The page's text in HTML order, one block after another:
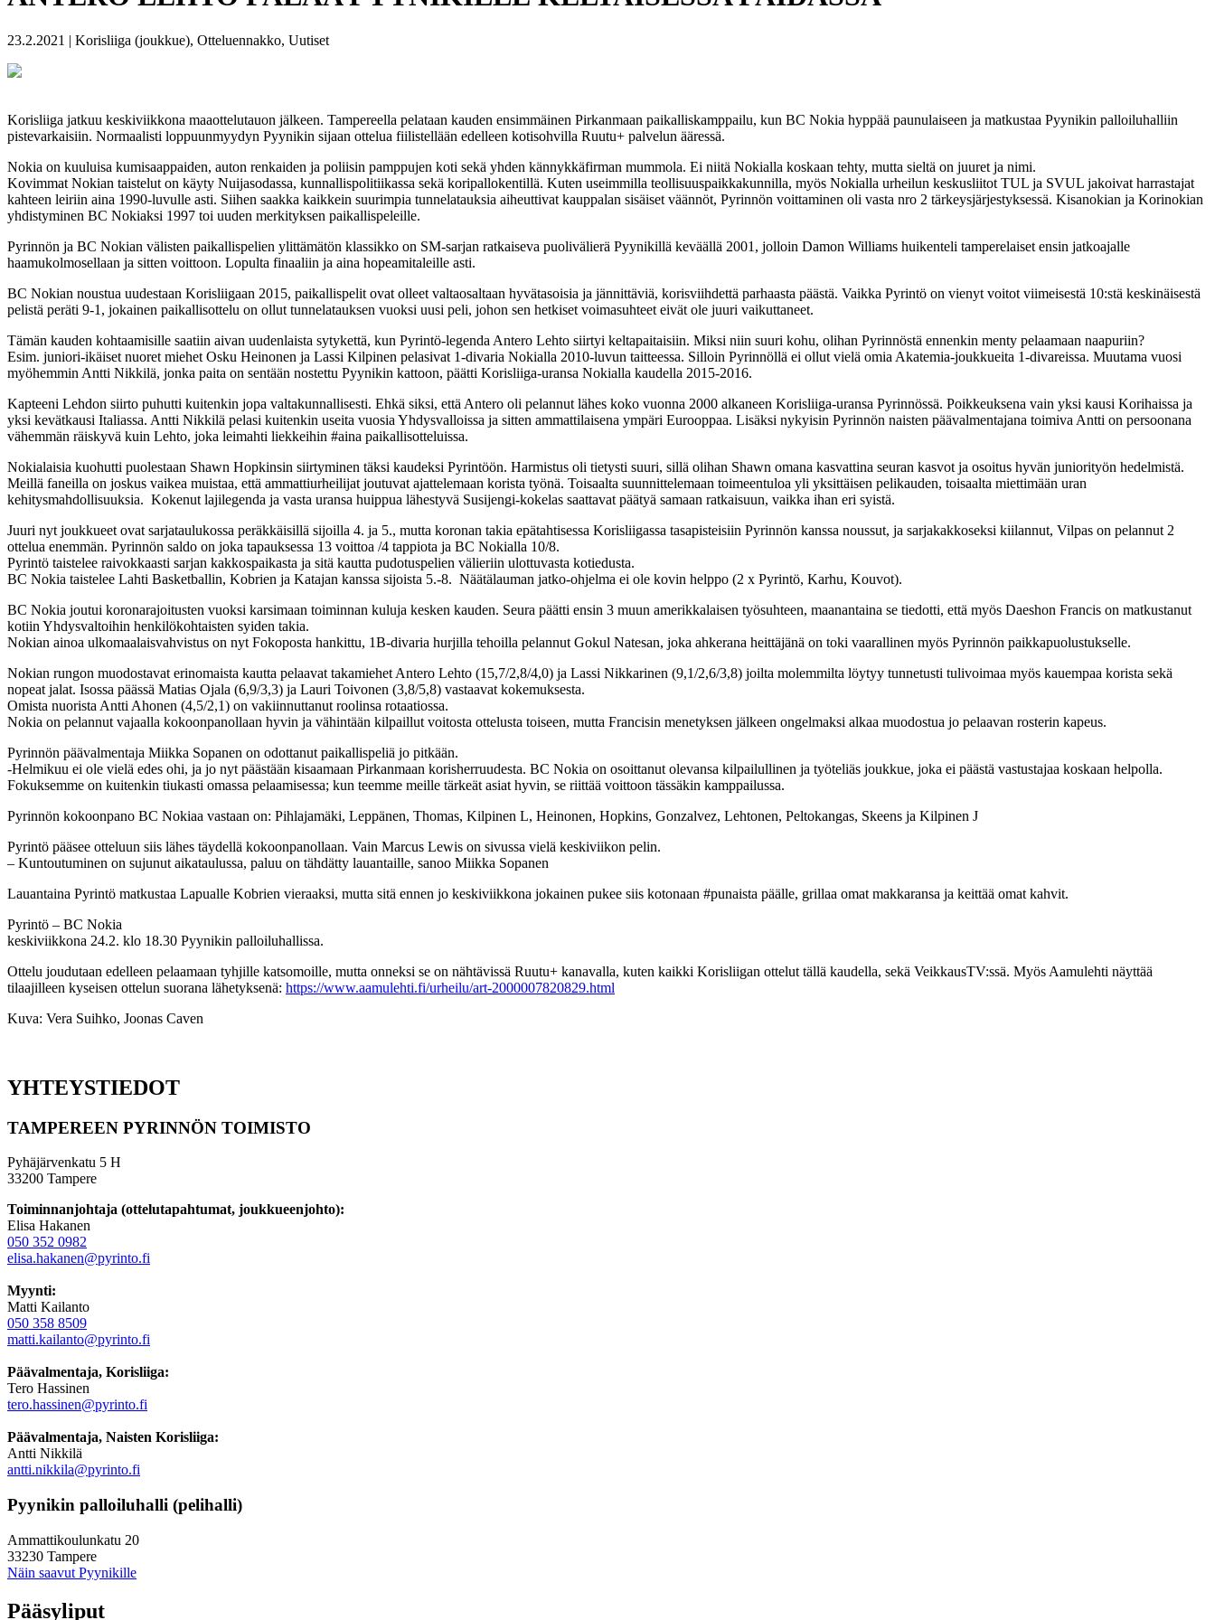
23.2.2021 | Korisliiga (joukkue), Otteluennakko, Uutiset
Korisliiga jatkuu keskiviikkona maaottelutauon jälkeen. Tampereella pelataan kauden ensimmäinen Pirkanmaan paikalliskamppailu, kun BC Nokia hyppää paunulaiseen ja matkustaa Pyynikin palloiluhalliin
pistevarkaisiin. Normaalisti loppuunmyydyn Pyynikin sijaan ottelua fiilistellään edelleen kotisohvilla Ruutu+ palvelun ääressä.
Nokia on kuuluisa kumisaappaiden, auton renkaiden ja poliisin pamppujen koti sekä yhden kännykkäfirman mummola. Ei niitä Nokialla koskaan tehty, mutta sieltä on juuret ja nimi.
Kovimmat Nokian taistelut on käyty Nuijasodassa, kunnallispolitiikassa sekä koripallokentillä. Kuten useimmilla teollisuuspaikkakunnilla, myös Nokialla urheilun keskusliitot TUL ja SVUL jakoivat harrastajat
kahteen leiriin aina 1990-luvulle asti. Siihen saakka kaikkein suurimpia tunnelatauksia aiheuttivat kauppalan sisäiset väännöt, Pyrinnön voittaminen oli vasta nro 2 tärkeysjärjestyksessä. Kisanokian ja Korinokian
yhdistyminen BC Nokiaksi 1997 toi uuden merkityksen paikallispeleille.
Pyrinnön ja BC Nokian välisten paikallispelien ylittämätön klassikko on SM-sarjan ratkaiseva puolivälierä Pyynikillä keväällä 2001, jolloin Damon Williams huikenteli tamperelaiset ensin jatkoajalle
haamukolmosellaan ja sitten voittoon. Lopulta finaaliin ja aina hopeamitaleille asti.
BC Nokian noustua uudestaan Korisliigaan 2015, paikallispelit ovat olleet valtaosaltaan hyvätasoisia ja jännittäviä, korisviihdettä parhaasta päästä. Vaikka Pyrintö on vienyt voitot viimeisestä 10:stä keskinäisestä
pelistä peräti 9-1, jokainen paikallisottelu on ollut tunnelatauksen vuoksi uusi peli, johon sen hetkiset voimasuhteet eivät ole juuri vaikuttaneet.
Tämän kauden kohtaamisille saatiin aivan uudenlaista sytykettä, kun Pyrintö-legenda Antero Lehto siirtyi keltapaitaisiin. Miksi niin suuri kohu, olihan Pyrinnöstä ennenkin menty pelaamaan naapuriin?
Esim. juniori-ikäiset nuoret miehet Osku Heinonen ja Lassi Kilpinen pelasivat 1-divaria Nokialla 2010-luvun taitteessa. Silloin Pyrinnöllä ei ollut vielä omia Akatemia-joukkueita 1-divareissa. Muutama vuosi
myöhemmin Antti Nikkilä, jonka paita on sentään nostettu Pyynikin kattoon, päätti Korisliiga-uransa Nokialla kaudella 2015-2016.
Kapteeni Lehdon siirto puhutti kuitenkin jopa valtakunnallisesti. Ehkä siksi, että Antero oli pelannut lähes koko vuonna 2000 alkaneen Korisliiga-uransa Pyrinnössä. Poikkeuksena vain yksi kausi Korihaissa ja
yksi kevätkausi Italiassa. Antti Nikkilä pelasi kuitenkin useita vuosia Yhdysvalloissa ja sitten ammattilaisena ympäri Eurooppaa. Lisäksi nykyisin Pyrinnön naisten päävalmentajana toimiva Antti on persoonana
vähemmän räiskyvä kuin Lehto, joka leimahti liekkeihin #aina paikallisotteluissa.
Nokialaisia kuohutti puolestaan Shawn Hopkinsin siirtyminen täksi kaudeksi Pyrintöön. Harmistus oli tietysti suuri, sillä olihan Shawn omana kasvattina seuran kasvot ja osoitus hyvän juniorityön hedelmistä.
Meillä faneilla on joskus vaikea muistaa, että ammattiurheilijat joutuvat ajattelemaan korista työnä. Toisaalta suunnittelemaan toimeentuloa yli yksittäisen pelikauden, toisaalta miettimään uran
kehitysmahdollisuuksia. Kokenut lajilegenda ja vasta uransa huippua lähestyvä Susijengi-kokelas saattavat päätyä samaan ratkaisuun, vaikka ihan eri syistä.
Juuri nyt joukkueet ovat sarjataulukossa peräkkäisillä sijoilla 4. ja 5., mutta koronan takia epätahtisessa Korisliigassa tasapisteisiin Pyrinnön kanssa noussut, ja sarjakakkoseksi kiilannut, Vilpas on pelannut 2
ottelua enemmän. Pyrinnön saldo on joka tapauksessa 13 voittoa /4 tappiota ja BC Nokialla 10/8.
Pyrintö taistelee raivokkaasti sarjan kakkospaikasta ja sitä kautta pudotuspelien välieriin ulottuvasta kotiedusta.
BC Nokia taistelee Lahti Basketballin, Kobrien ja Katajan kanssa sijoista 5.-8. Näätälauman jatko-ohjelma ei ole kovin helppo (2 x Pyrintö, Karhu, Kouvot).
BC Nokia joutui koronarajoitusten vuoksi karsimaan toiminnan kuluja kesken kauden. Seura päätti ensin 3 muun amerikkalaisen työsuhteen, maanantaina se tiedotti, että myös Daeshon Francis on matkustanut
kotiin Yhdysvaltoihin henkilökohtaisten syiden takia.
Nokian ainoa ulkomaalaisvahvistus on nyt Fokoposta hankittu, 1B-divaria hurjilla tehoilla pelannut Gokul Natesan, joka ahkerana heittäjänä on toki vaarallinen myös Pyrinnön paikkapuolustukselle.
Nokian rungon muodostavat erinomaista kautta pelaavat takamiehet Antero Lehto (15,7/2,8/4,0) ja Lassi Nikkarinen (9,1/2,6/3,8) joilta molemmilta löytyy tunnetusti tulivoimaa myös kauempaa korista sekä
nopeat jalat. Isossa päässä Matias Ojala (6,9/3,3) ja Lauri Toivonen (3,8/5,8) vastaavat kokemuksesta.
Omista nuorista Antti Ahonen (4,5/2,1) on vakiinnuttanut roolinsa rotaatiossa.
Nokia on pelannut vajaalla kokoonpanollaan hyvin ja vähintään kilpaillut voitosta ottelusta toiseen, mutta Francisin menetyksen jälkeen ongelmaksi alkaa muodostua jo pelaavan rosterin kapeus.
Pyrinnön päävalmentaja Miikka Sopanen on odottanut paikallispeliä jo pitkään.
-Helmikuu ei ole vielä edes ohi, ja jo nyt päästään kisaamaan Pirkanmaan korisherruudesta. BC Nokia on osoittanut olevansa kilpailullinen ja työteliäs joukkue, joka ei päästä vastustajaa koskaan helpolla.
Fokuksemme on kuitenkin tiukasti omassa pelaamisessa; kun teemme meille tärkeät asiat hyvin, se riittää voittoon tässäkin kamppailussa.
Pyrinnön kokoonpano BC Nokiaa vastaan on: Pihlajamäki, Leppänen, Thomas, Kilpinen L, Heinonen, Hopkins, Gonzalvez, Lehtonen, Peltokangas, Skeens ja Kilpinen J
Pyrintö pääsee otteluun siis lähes täydellä kokoonpanollaan. Vain Marcus Lewis on sivussa vielä keskiviikon pelin.
– Kuntoutuminen on sujunut aikataulussa, paluu on tähdätty lauantaille, sanoo Miikka Sopanen
Lauantaina Pyrintö matkustaa Lapualle Kobrien vieraaksi, mutta sitä ennen jo keskiviikkona jokainen pukee siis kotonaan #punaista päälle, grillaa omat makkaransa ja keittää omat kahvit.
Pyrintö – BC Nokia
keskiviikkona 24.2. klo 18.30 Pyynikin palloiluhallissa.
Ottelu joudutaan edelleen pelaamaan tyhjille katsomoille, mutta onneksi se on nähtävissä Ruutu+ kanavalla, kuten kaikki Korisliigan ottelut tällä kaudella, sekä VeikkausTV:ssä. Myös Aamulehti näyttää
tilaajilleen kyseisen ottelun suorana lähetyksenä: https://www.aamulehti.fi/urheilu/art-2000007820829.html
Kuva: Vera Suihko, Joonas Caven
YHTEYSTIEDOT
TAMPEREEN PYRINNÖN TOIMISTO
Pyhäjärvenkatu 5 H
33200 Tampere
Toiminnanjohtaja (ottelutapahtumat, joukkueenjohto):
Elisa Hakanen
050 352 0982
elisa.hakanen@pyrinto.fi
Myynti:
Matti Kailanto
050 358 8509
matti.kailanto@pyrinto.fi
Päävalmentaja, Korisliiga:
Tero Hassinen
tero.hassinen@pyrinto.fi
Päävalmentaja, Naisten Korisliiga:
Antti Nikkilä
antti.nikkila@pyrinto.fi
Pyynikin palloiluhalli (pelihalli)
Ammattikoulunkatu 20
33230 Tampere
Näin saavut Pyynikille
Pääsyliput